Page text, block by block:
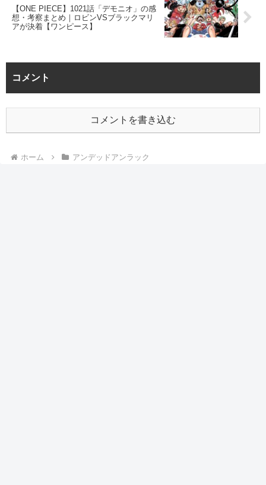
【ONE PIECE】1021話「デモニオ」の感
想・考察まとめ｜ロビンVSブラックマリ
アが決着【ワンピース】
コメント
コメントを書き込む
ホーム アンデッドアンラック